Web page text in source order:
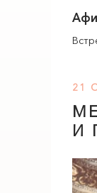
21
И